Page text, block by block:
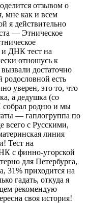
отзывом о
мне как и всем
я действительно
— Этническое
и ДНК тест на
отношусь к
достаточно
есть
уверен, это то, что
а дедушка (со
собрал родню и мы
— гаплогруппа по
всего с Русскими,
линия
Тест на
с финно-угорской
для Петербурга,
31% приходится на
гадать, откуда я
рекомендую
своя история!